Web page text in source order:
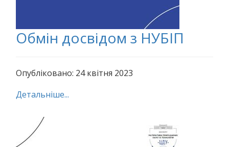
Обмін досвідом з НУБІП
Опубліковано: 24 квітня 2023
Детальніше...